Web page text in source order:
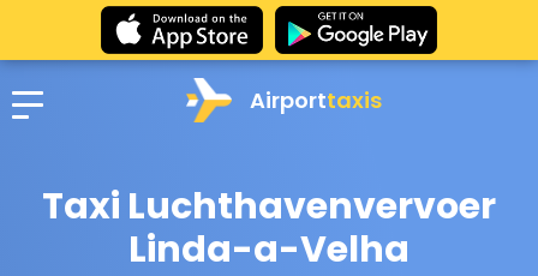
Airporttaxis
Taxi Luchthavenvervoer
Linda-a-Velha